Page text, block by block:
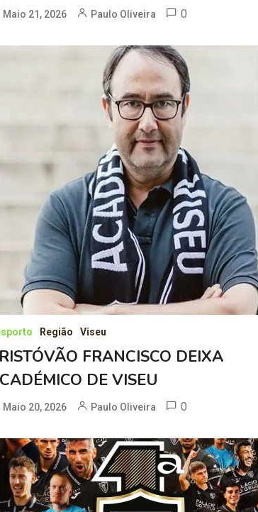
Maio 21, 2026 Paulo Oliveira 0
Região Viseu
FRANCISCO DEIXA
DE VISEU
Maio 20, 2026 Paulo Oliveira 0